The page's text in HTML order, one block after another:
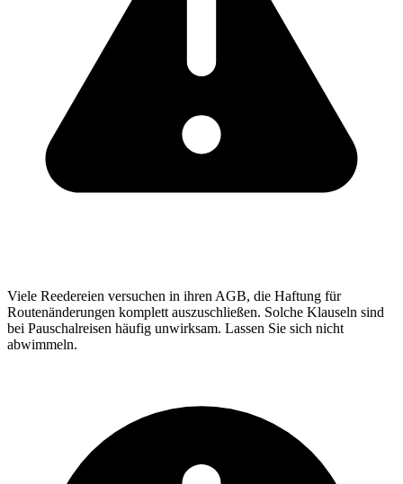
Viele Reedereien versuchen in ihren AGB, die Haftung für
Routenänderungen komplett auszuschließen. Solche Klauseln sind
bei Pauschalreisen häufig unwirksam. Lassen Sie sich nicht
abwimmeln.